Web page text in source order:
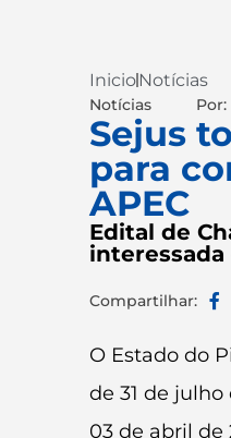
InicioNotícias
Notícias
Sejus
para
APEC
Edital de
interessada
Compartilhar:
O Estado do
de 31 de julho
03 de abril de